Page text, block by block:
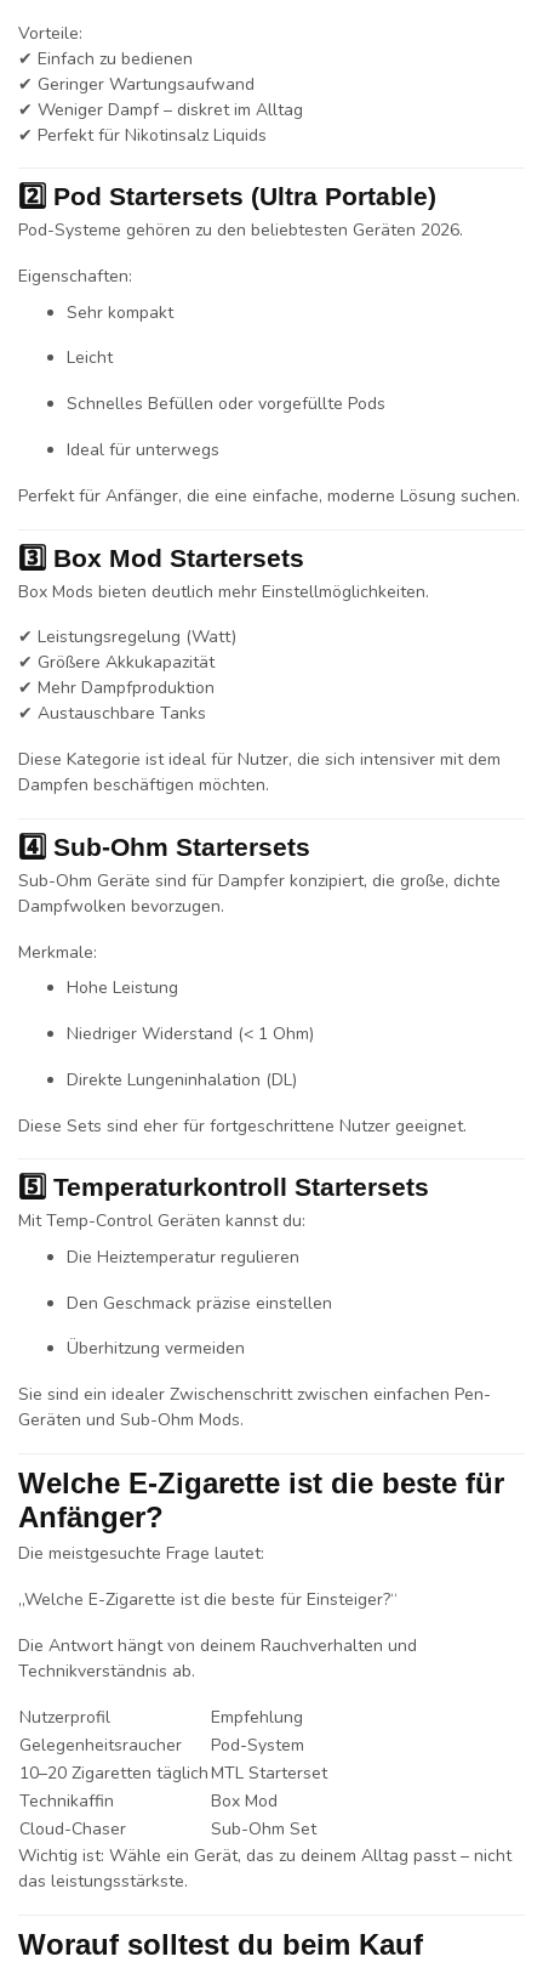
Vorteile:
✔ Einfach zu bedienen
✔ Geringer Wartungsaufwand
✔ Weniger Dampf – diskret im Alltag
✔ Perfekt für Nikotinsalz Liquids
2️⃣ Pod Startersets (Ultra Portable)
Pod-Systeme gehören zu den beliebtesten Geräten 2026.
Eigenschaften:
Sehr kompakt
Leicht
Schnelles Befüllen oder vorgefüllte Pods
Ideal für unterwegs
Perfekt für Anfänger, die eine einfache, moderne Lösung suchen.
3️⃣ Box Mod Startersets
Box Mods bieten deutlich mehr Einstellmöglichkeiten.
✔ Leistungsregelung (Watt)
✔ Größere Akkukapazität
✔ Mehr Dampfproduktion
✔ Austauschbare Tanks
Diese Kategorie ist ideal für Nutzer, die sich intensiver mit dem
Dampfen beschäftigen möchten.
4️⃣ Sub-Ohm Startersets
Sub-Ohm Geräte sind für Dampfer konzipiert, die große, dichte
Dampfwolken bevorzugen.
Merkmale:
Hohe Leistung
Niedriger Widerstand (< 1 Ohm)
Direkte Lungeninhalation (DL)
Diese Sets sind eher für fortgeschrittene Nutzer geeignet.
5️⃣ Temperaturkontroll Startersets
Mit Temp-Control Geräten kannst du:
Die Heiztemperatur regulieren
Den Geschmack präzise einstellen
Überhitzung vermeiden
Sie sind ein idealer Zwischenschritt zwischen einfachen Pen-
Geräten und Sub-Ohm Mods.
Welche E-Zigarette ist die beste für
Anfänger?
Die meistgesuchte Frage lautet:
„Welche E-Zigarette ist die beste für Einsteiger?“
Die Antwort hängt von deinem Rauchverhalten und
Technikverständnis ab.
Nutzerprofil
Empfehlung
Gelegenheitsraucher
Pod-System
10–20 Zigaretten täglichMTL Starterset
Technikaffin
Box Mod
Cloud-Chaser
Sub-Ohm Set
Wichtig ist: Wähle ein Gerät, das zu deinem Alltag passt – nicht
das leistungsstärkste.
Worauf solltest du beim Kauf